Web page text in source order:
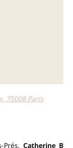
75008 Paris
Catherine B